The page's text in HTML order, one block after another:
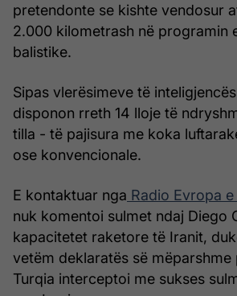
pretendonte se kishte vendosur
2.000 kilometrash në programin
balistike.
Sipas vlerësimeve të
disponon rreth 14 lloje të
tilla - të pajisura me koka
ose konvencionale.
E kontaktuar nga Radio Evropa
nuk komentoi sulmet ndaj Diego
kapacitetet raketore të Iranit,
vetëm deklaratës së mëparshme
Turqia interceptoi me sukses